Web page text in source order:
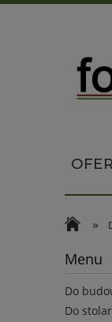
»
Menu
Do
Do